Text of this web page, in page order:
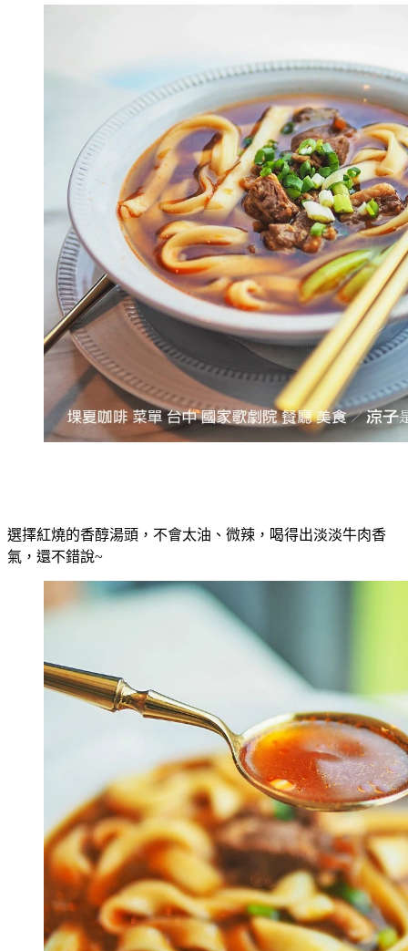
選擇紅燒的香醇湯頭，不會太油、微辣，喝得出淡淡牛肉香
氣，還不錯說~